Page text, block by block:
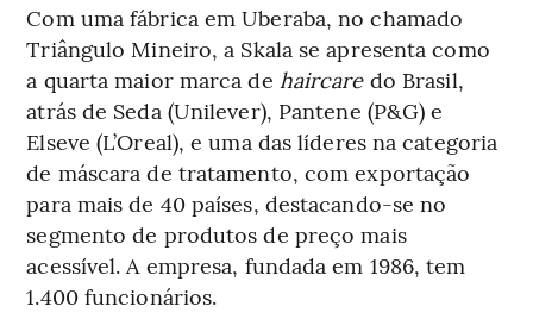
Com uma fábrica em Uberaba, no chamado
Triângulo Mineiro, a Skala se apresenta como
a quarta maior marca de haircaredo Brasil,
atrás de Seda (Unilever), Pantene (P&G) e
Elseve (L’Oreal), e uma das líderes na categoria
de máscara de tratamento, com exportação
para mais de 40 países, destacando-se no
segmento de produtos de preço mais
acessível. A empresa, fundada em 1986, tem
1.400 funcionários.